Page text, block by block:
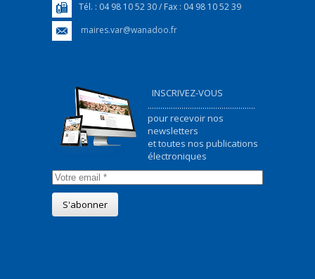
Tél. : 04 98 10 52 30 / Fax : 04 98 10 52 39
maires.var@wanadoo.fr
INSCRIVEZ-VOUS
...................................................
pour recevoir nos
newsletters
et toutes nos publications
électroniques